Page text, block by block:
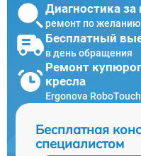
Диагностика за
ремонт по желанию
Бесплатный
в день обращения
Ремонт
кресла
Ergonova
Бесплатная
специалистом